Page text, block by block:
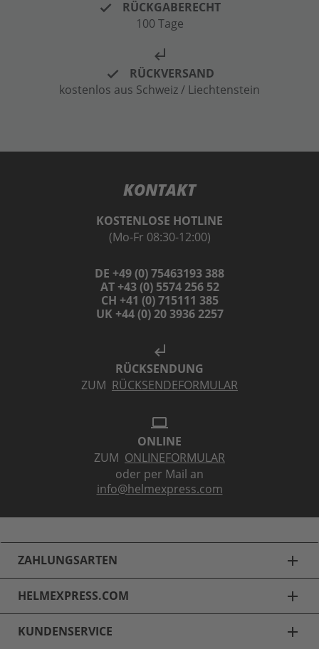
RÜCKGABERECHT
100 Tage
subdirectory_arrow_left
RÜCKVERSAND
kostenlos aus Schweiz / Liechtenstein
KONTAKT
KOSTENLOSE HOTLINE
(Mo-Fr 08:30-12:00)
DE +49 (0) 75463193 388
AT +43 (0) 5574 256 52
CH +41 (0) 715111 385
UK +44 (0) 20 3936 2257
subdirectory_arrow_left
RÜCKSENDUNG
ZUM RÜCKSENDEFORMULAR
laptop
ONLINE
ZUM ONLINEFORMULAR
oder per Mail an
info@helmexpress.com
ZAHLUNGSARTEN add
HELMEXPRESS.COM add
KUNDENSERVICE add